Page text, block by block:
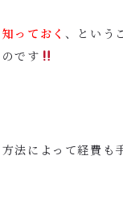
っておく 、という
です
法によって経費も